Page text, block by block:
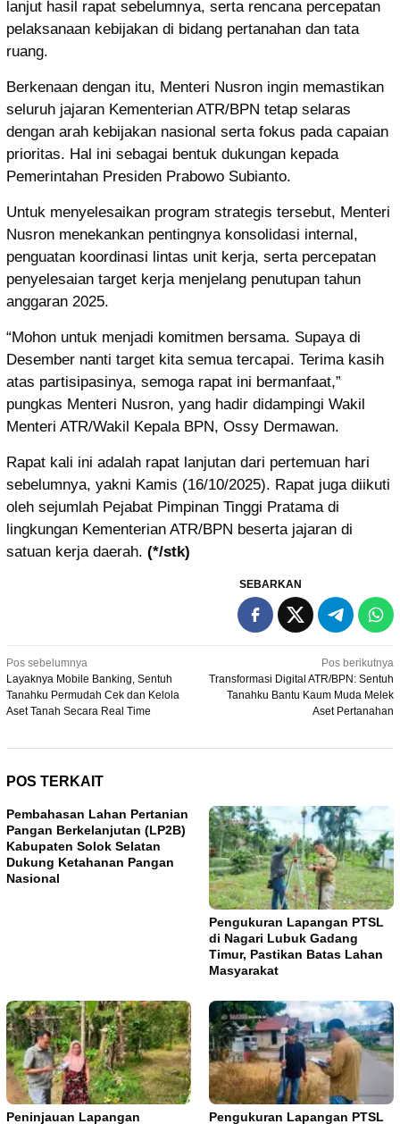
lanjut hasil rapat sebelumnya, serta rencana percepatan
pelaksanaan kebijakan di bidang pertanahan dan tata
ruang.
Berkenaan dengan itu, Menteri Nusron ingin memastikan
seluruh jajaran Kementerian ATR/BPN tetap selaras
dengan arah kebijakan nasional serta fokus pada capaian
prioritas. Hal ini sebagai bentuk dukungan kepada
Pemerintahan Presiden Prabowo Subianto.
Untuk menyelesaikan program strategis tersebut, Menteri
Nusron menekankan pentingnya konsolidasi internal,
penguatan koordinasi lintas unit kerja, serta percepatan
penyelesaian target kerja menjelang penutupan tahun
anggaran 2025.
“Mohon untuk menjadi komitmen bersama. Supaya di
Desember nanti target kita semua tercapai. Terima kasih
atas partisipasinya, semoga rapat ini bermanfaat,”
pungkas Menteri Nusron, yang hadir didampingi Wakil
Menteri ATR/Wakil Kepala BPN, Ossy Dermawan.
Rapat kali ini adalah rapat lanjutan dari pertemuan hari
sebelumnya, yakni Kamis (16/10/2025). Rapat juga diikuti
oleh sejumlah Pejabat Pimpinan Tinggi Pratama di
lingkungan Kementerian ATR/BPN beserta jajaran di
satuan kerja daerah. (*/stk)
SEBARKAN
Navigasi
pos
Pos sebelumnya
Layaknya Mobile Banking, Sentuh
Tanahku Permudah Cek dan Kelola
Aset Tanah Secara Real Time
Pos berikutnya
Transformasi Digital ATR/BPN: Sentuh
Tanahku Bantu Kaum Muda Melek
Aset Pertanahan
POS TERKAIT
Pembahasan Lahan Pertanian
Pangan Berkelanjutan (LP2B)
Kabupaten Solok Selatan
Dukung Ketahanan Pangan
Nasional
Pengukuran Lapangan PTSL
di Nagari Lubuk Gadang
Timur, Pastikan Batas Lahan
Masyarakat
Peninjauan Lapangan Pengukuran Lapangan PTSL